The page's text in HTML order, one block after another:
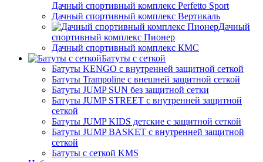
Дачный спортивный комплекс Perfetto Sport
Дачный спортивный комплекс Вертикаль
Дачный
спортивный комплекс Пионер
Дачный спортивный комплекс КМС
Батуты с сеткой
Батуты KENGO с внутренней защитной сеткой
Батуты Trampoline с внешней защитной сеткой
Батуты JUMP SUN без защитной сетки
Батуты JUMP STREET с внутренней защитной
сеткой
Батуты JUMP KIDS детские с защитной сеткой
Батуты JUMP BASKET с внутренней защитной
сеткой
Батуты с сеткой KMS